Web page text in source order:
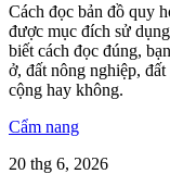
Cách đọc bản đồ quy
được mục đích sử
biết cách đọc đúng,
ở, đất nông nghiệp,
cộng hay không.
Cẩm nang
20 thg 6, 2026